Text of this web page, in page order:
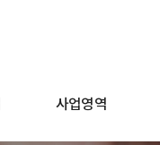
사업영역